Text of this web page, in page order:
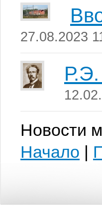
27.08.2023
Новости
Начало |